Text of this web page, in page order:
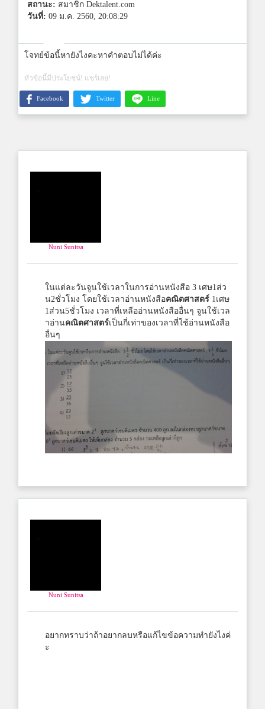
สถานะ: สมาชิก Dektalent.com
วันที่: 09 ม.ค. 2560, 20:08:29
โจทย์ข้อนี้หายังไงคะหาคำตอบไม่ได้ค่ะ
หัวข้อนี้มีประโยชน์! แชร์เลย!
Facebook Twitter Line
Nuni Sunitsa
ในแต่ละวันจูนใช้เวลาในการอ่านหนังสือ 3 เศษ1ส่ว
น2ชั่วโมง โดยใช้เวลาอ่านหนังสือคณิตศาสตร์ 1เศษ
1ส่วน5ชั่วโมง เวลาที่เหลืออ่านหนังสืออื่นๆ จูนใช้เวล
าอ่านคณิตศาสตร์เป็นกี่เท่าของเวลาที่ใช้อ่านหนังสือ
อื่นๆ
Nuni Sunitsa
อยากทราบว่าถ้าอยากลบหรือแก้ไขข้อความทำยังไงค่
ะ